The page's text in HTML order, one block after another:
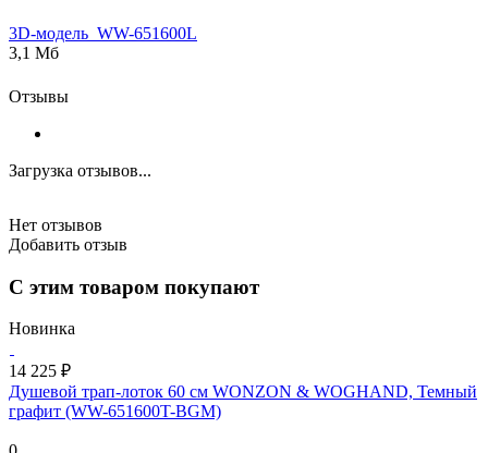
3D-модель_WW-651600L
3,1 Мб
Отзывы
Загрузка отзывов...
Нет отзывов
Добавить отзыв
С этим товаром покупают
Новинка
14 225 ₽
Душевой трап-лоток 60 см WONZON & WOGHAND, Темный
графит (WW-651600T-BGM)